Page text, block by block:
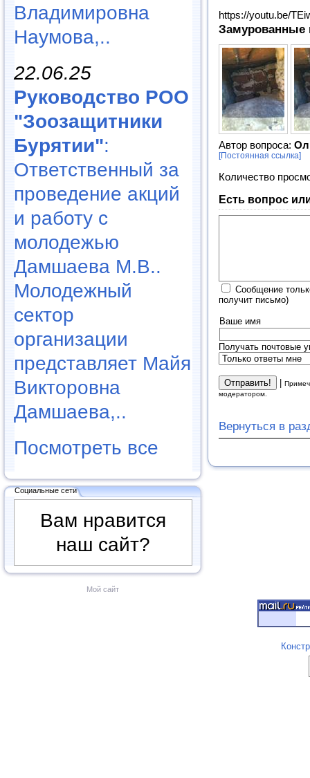
Владимировна
Наумова,..
22.06.25
Руководство РОО
"Зоозащитники
Бурятии":
Ответственный за
проведение акций
и работу с
молодежью
Дамшаева М.В..
Молодежный
сектор
организации
представляет Майя
Викторовна
Дамшаева,..
Посмотреть все
Социальные сети
Вам нравится
наш сайт?
Мой сайт
https://youtu.be/
Замурованные
Автор вопроса:
[Постоянная ссылка]
Количество
Есть вопрос
Сообщение
получит письмо)
Ваше имя
Получать почтовые
|
модератором.
Вернуться в